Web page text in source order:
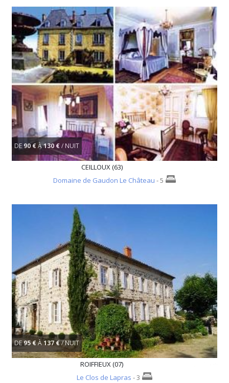
DE 90 €À130 €/ NUIT
CEILLOUX (63)
Domaine de Gaudon Le Château - 5
DE95 €À137 €/ NUIT
ROIFFIEUX (07)
Le Clos de Lapras - 3